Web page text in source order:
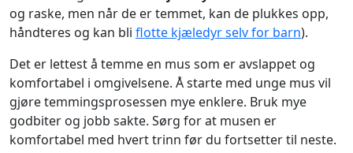
og raske, men når de er temmet, kan de plukkes opp,
håndteres og kan bli flotte kjæledyr selv for barn).
Det er lettest å temme en mus som er avslappet og
komfortabel i omgivelsene. Å starte med unge mus vil
gjøre temmingsprosessen mye enklere. Bruk mye
godbiter og jobb sakte. Sørg for at musen er
komfortabel med hvert trinn før du fortsetter til neste.